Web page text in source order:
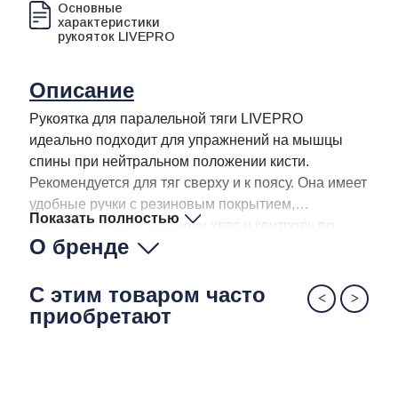
Основные
характеристики
рукояток LIVEPRO
Описание
Рукоятка для паралельной тяги LIVEPRO
идеально подходит для упражнений на мышцы
спины при нейтральном положении кисти.
Рекомендуется для тяг сверху и к поясу. Она имеет
удобные ручки с резиновым покрытием,
обеспечивающие хороший хват и контроль во
время занятий.
Показать полностью
О бренде
С этим товаром часто
приобретают